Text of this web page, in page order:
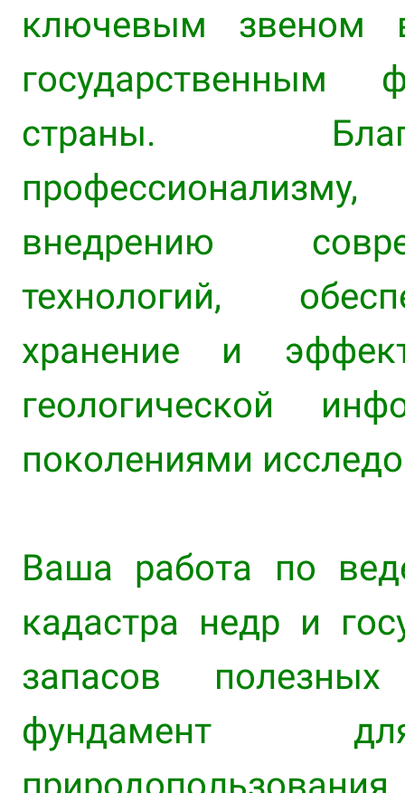
ключевым звеном
страны.
внедрению
технологий,
хранение и
геологической
поколениями
Ваша работа по
кадастра недр и
запасов
фундамент